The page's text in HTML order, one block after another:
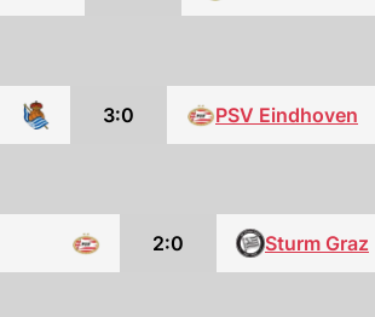
3:0 PSV Eindhoven
2:0 Sturm Graz